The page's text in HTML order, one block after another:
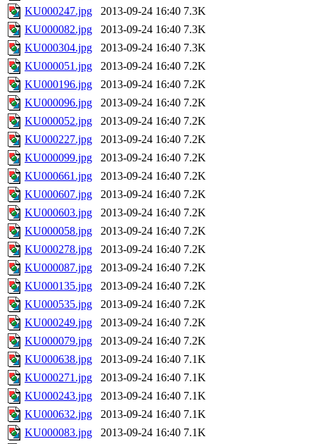
KU000247.jpg
2013-09-24 16:40 7.3K
KU000082.jpg
2013-09-24 16:40 7.3K
KU000304.jpg
2013-09-24 16:40 7.3K
KU000051.jpg
2013-09-24 16:40 7.2K
KU000196.jpg
2013-09-24 16:40 7.2K
KU000096.jpg
2013-09-24 16:40 7.2K
KU000052.jpg
2013-09-24 16:40 7.2K
KU000227.jpg
2013-09-24 16:40 7.2K
KU000099.jpg
2013-09-24 16:40 7.2K
KU000661.jpg
2013-09-24 16:40 7.2K
KU000607.jpg
2013-09-24 16:40 7.2K
KU000603.jpg
2013-09-24 16:40 7.2K
KU000058.jpg
2013-09-24 16:40 7.2K
KU000278.jpg
2013-09-24 16:40 7.2K
KU000087.jpg
2013-09-24 16:40 7.2K
KU000135.jpg
2013-09-24 16:40 7.2K
KU000535.jpg
2013-09-24 16:40 7.2K
KU000249.jpg
2013-09-24 16:40 7.2K
KU000079.jpg
2013-09-24 16:40 7.2K
KU000638.jpg
2013-09-24 16:40 7.1K
KU000271.jpg
2013-09-24 16:40 7.1K
KU000243.jpg
2013-09-24 16:40 7.1K
KU000632.jpg
2013-09-24 16:40 7.1K
KU000083.jpg
2013-09-24 16:40 7.1K